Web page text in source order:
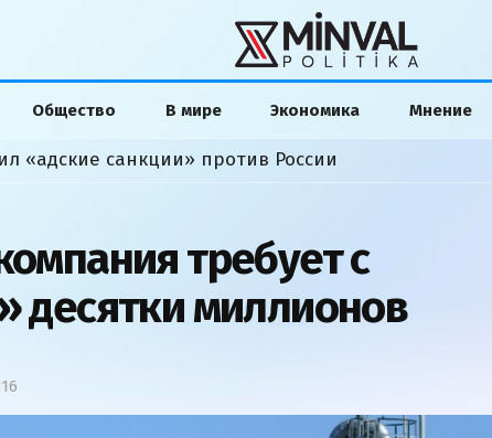
Общество В мире Экономика Мнение
«адские санкции» против России
требует с
десятки миллионов